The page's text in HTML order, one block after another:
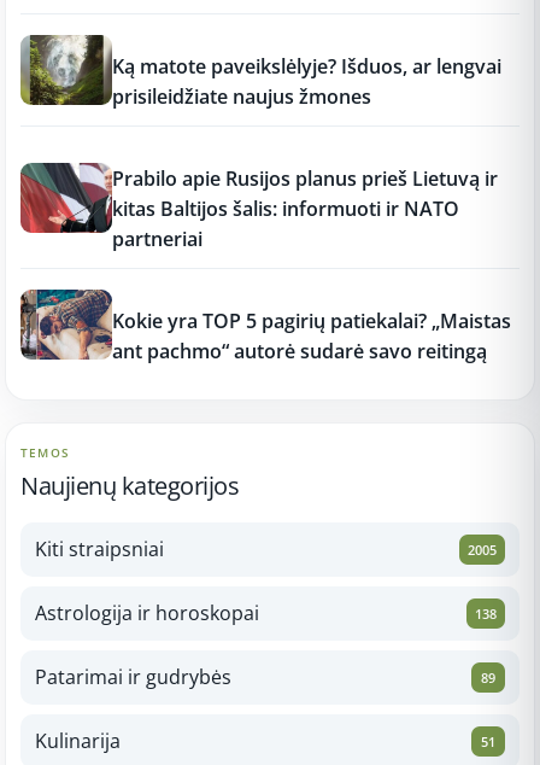
Ką matote paveikslėlyje? Išduos, ar lengvai
prisileidžiate naujus žmones
Prabilo apie Rusijos planus prieš Lietuvą ir
kitas Baltijos šalis: informuoti ir NATO
partneriai
Kokie yra TOP 5 pagirių patiekalai? „Maistas
ant pachmo“ autorė sudarė savo reitingą
TEMOS
Naujienų kategorijos
Kiti straipsniai 2005
Astrologija ir horoskopai 138
Patarimai ir gudrybės 89
Kulinarija 51